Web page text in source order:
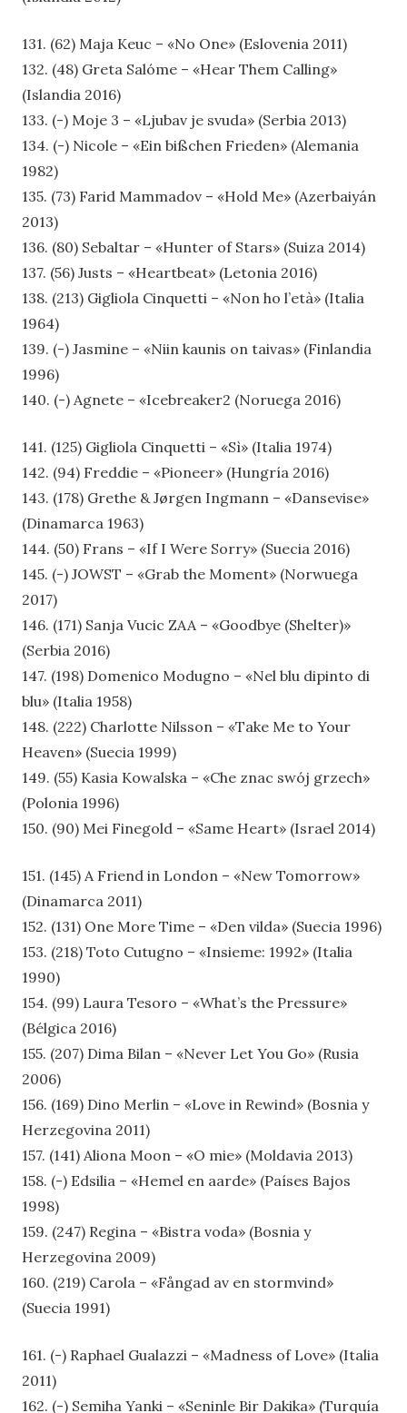
131. (62) Maja Keuc – «No One» (Eslovenia 2011)
132. (48) Greta Salóme – «Hear Them Calling»
(Islandia 2016)
133. (-) Moje 3 – «Ljubav je svuda» (Serbia 2013)
134. (-) Nicole – «Ein bißchen Frieden» (Alemania
1982)
135. (73) Farid Mammadov – «Hold Me» (Azerbaiyán
2013)
136. (80) Sebaltar – «Hunter of Stars» (Suiza 2014)
137. (56) Justs – «Heartbeat» (Letonia 2016)
138. (213) Gigliola Cinquetti – «Non ho l’età» (Italia
1964)
139. (-) Jasmine – «Niin kaunis on taivas» (Finlandia
1996)
140. (-) Agnete – «Icebreaker2 (Noruega 2016)
141. (125) Gigliola Cinquetti – «Sì» (Italia 1974)
142. (94) Freddie – «Pioneer» (Hungría 2016)
143. (178) Grethe & Jørgen Ingmann – «Dansevise»
(Dinamarca 1963)
144. (50) Frans – «If I Were Sorry» (Suecia 2016)
145. (-) JOWST – «Grab the Moment» (Norwuega
2017)
146. (171) Sanja Vucic ZAA – «Goodbye (Shelter)»
(Serbia 2016)
147. (198) Domenico Modugno – «Nel blu dipinto di
blu» (Italia 1958)
148. (222) Charlotte Nilsson – «Take Me to Your
Heaven» (Suecia 1999)
149. (55) Kasia Kowalska – «Che znac swój grzech»
(Polonia 1996)
150. (90) Mei Finegold – «Same Heart» (Israel 2014)
151. (145) A Friend in London – «New Tomorrow»
(Dinamarca 2011)
152. (131) One More Time – «Den vilda» (Suecia 1996)
153. (218) Toto Cutugno – «Insieme: 1992» (Italia
1990)
154. (99) Laura Tesoro – «What’s the Pressure»
(Bélgica 2016)
155. (207) Dima Bilan – «Never Let You Go» (Rusia
2006)
156. (169) Dino Merlin – «Love in Rewind» (Bosnia y
Herzegovina 2011)
157. (141) Aliona Moon – «O mie» (Moldavia 2013)
158. (-) Edsilia – «Hemel en aarde» (Países Bajos
1998)
159. (247) Regina – «Bistra voda» (Bosnia y
Herzegovina 2009)
160. (219) Carola – «Fångad av en stormvind»
(Suecia 1991)
161. (-) Raphael Gualazzi – «Madness of Love» (Italia
2011)
162. (-) Semiha Yanki – «Seninle Bir Dakika» (Turquía